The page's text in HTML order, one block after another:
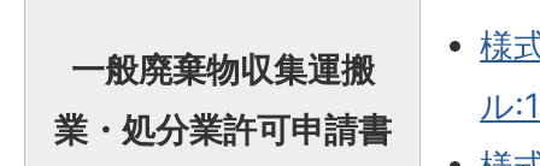
一般廃棄物収集運搬
業・処分業許可申請書
様
ル